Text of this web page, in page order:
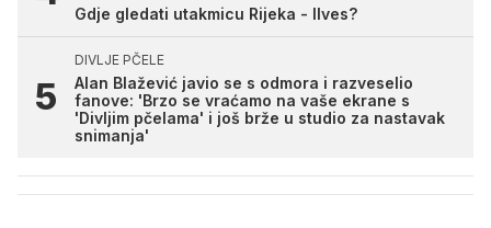
Gdje gledati utakmicu Rijeka - Ilves?
DIVLJE PČELE
Alan Blažević javio se s odmora i razveselio
fanove: 'Brzo se vraćamo na vaše ekrane s
'Divljim pčelama' i još brže u studio za nastavak
snimanja'